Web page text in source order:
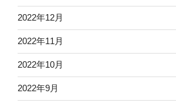
2022年12月
2022年11月
2022年10月
2022年9月